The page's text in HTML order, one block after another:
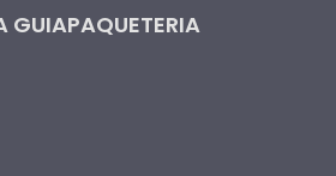
GUIAPAQUETERIA